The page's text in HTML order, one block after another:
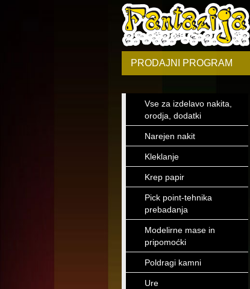
PRODAJNI PROGRAM
Vse za izdelavo nakita,
orodja, dodatki
Narejen nakit
Kleklanje
Krep papir
Pick point-tehnika
prebadanja
Modelirne mase in
pripomoćki
Poldragi kamni
Ure